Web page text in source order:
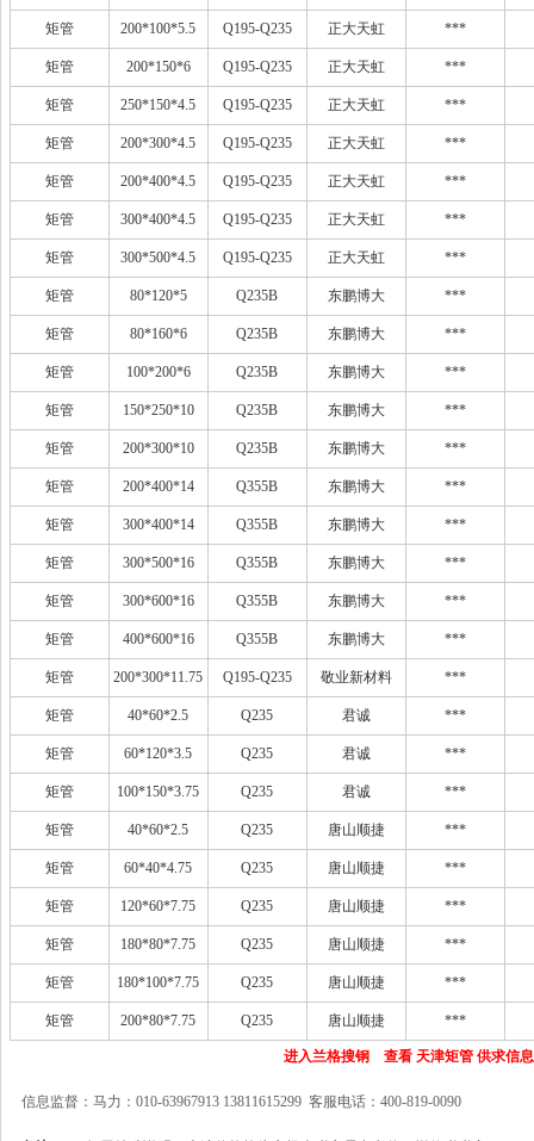
矩管 200*100*5.5 Q195-Q235 正大天虹 ***
矩管 200*150*6 Q195-Q235 正大天虹 ***
矩管 250*150*4.5 Q195-Q235 正大天虹 ***
矩管 200*300*4.5 Q195-Q235 正大天虹 ***
矩管 200*400*4.5 Q195-Q235 正大天虹 ***
矩管 300*400*4.5 Q195-Q235 正大天虹 ***
矩管 300*500*4.5 Q195-Q235 正大天虹 ***
矩管 80*120*5 Q235B 东鹏博大 ***
矩管 80*160*6 Q235B 东鹏博大 ***
矩管 100*200*6 Q235B 东鹏博大 ***
矩管 150*250*10 Q235B 东鹏博大 ***
矩管 200*300*10 Q235B 东鹏博大 ***
矩管 200*400*14 Q355B 东鹏博大 ***
矩管 300*400*14 Q355B 东鹏博大 ***
矩管 300*500*16 Q355B 东鹏博大 ***
矩管 300*600*16 Q355B 东鹏博大 ***
矩管 400*600*16 Q355B 东鹏博大 ***
矩管 200*300*11.75 Q195-Q235 敬业新材料 ***
矩管 40*60*2.5 Q235 君诚 ***
矩管 60*120*3.5 Q235 君诚 ***
矩管 100*150*3.75 Q235 君诚 ***
矩管 40*60*2.5 Q235 唐山顺捷 ***
矩管 60*40*4.75 Q235 唐山顺捷 ***
矩管 120*60*7.75 Q235 唐山顺捷 ***
矩管 180*80*7.75 Q235 唐山顺捷 ***
矩管 180*100*7.75 Q235 唐山顺捷 ***
矩管 200*80*7.75 Q235 唐山顺捷 ***
进入兰格搜钢 查看 天津矩管 供求信息
信息监督：马力：010-63967913 13811615299 客服电话：400-819-0090